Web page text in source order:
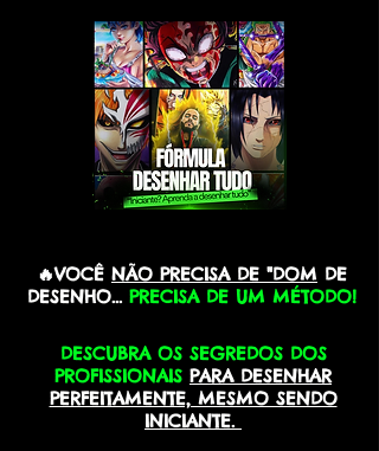
🔥VOCÊ NÃO PRECISA DE "DOM DE
DESENHO... PRECISA DE UM MÉTODO!
DESCUBRA OS SEGREDOS DOS
PROFISSIONAIS PARA DESENHAR
PERFEITAMENTE, MESMO SENDO
INICIANTE.